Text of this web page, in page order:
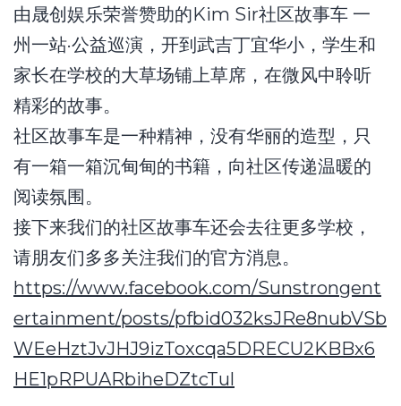
由晟创娱乐荣誉赞助的Kim Sir社区故事车 一
州一站·公益巡演，开到武吉丁宜华小，学生和
家长在学校的大草场铺上草席，在微风中聆听
精彩的故事。
社区故事车是一种精神，没有华丽的造型，只
有一箱一箱沉甸甸的书籍，向社区传递温暖的
阅读氛围。
接下来我们的社区故事车还会去往更多学校，
请朋友们多多关注我们的官方消息。
https://www.facebook.com/Sunstrongent
ertainment/posts/pfbid032ksJRe8nubVSb
WEeHztJvJHJ9izToxcqa5DRECU2KBBx6
HE1pRPUARbiheDZtcTul